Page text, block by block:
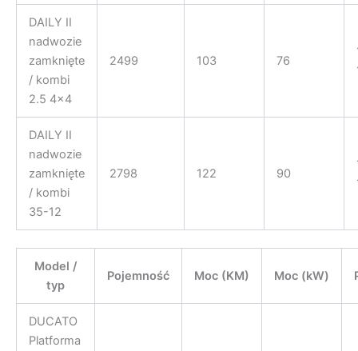
DAILY II
nadwozie
zamknięte
/ kombi
2.5 4×4
2499 103 76
DAILY II
nadwozie
zamknięte
/ kombi
35-12
2798 122 90
Model /
typ
Pojemność Moc (KM) Moc (kW)
DUCATO
Platforma